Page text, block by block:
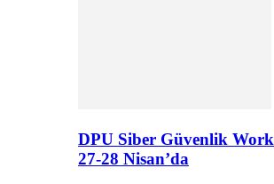
DPU Siber Güvenlik
27-28 Nisan’da